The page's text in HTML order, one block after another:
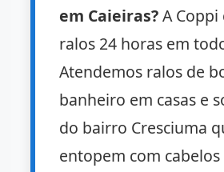
em Caieiras?A
ralos 24 horas em
Atendemos ralos de
banheiro em casas e
do bairro Cresciuma
entopem com